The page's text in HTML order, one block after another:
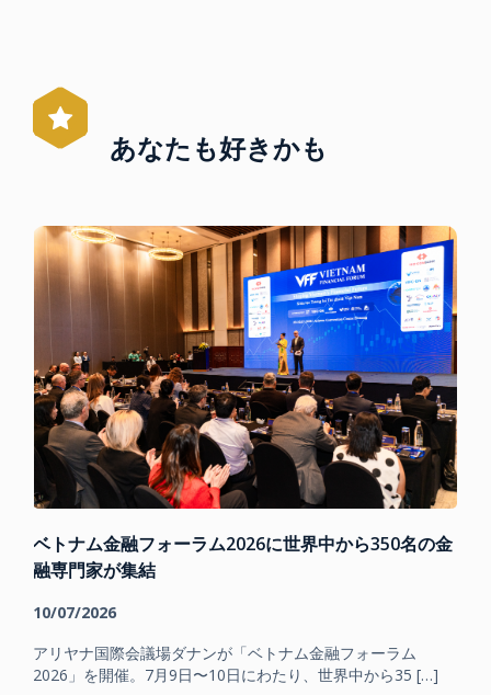
あなたも好きかも
ベトナム金融フォーラム2026に世界中から350名の金
融専門家が集結
10/07/2026
アリヤナ国際会議場ダナンが「ベトナム金融フォーラム
2026」を開催。7月9日〜10日にわたり、世界中から35 […]